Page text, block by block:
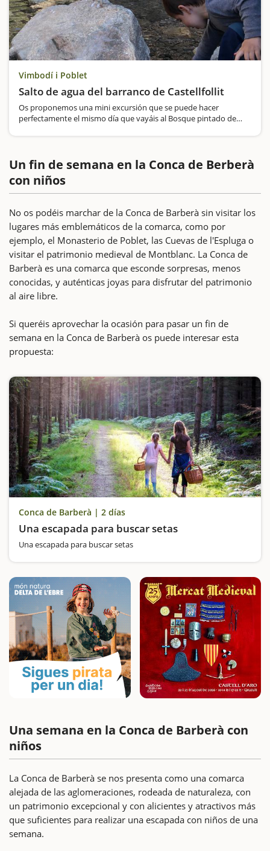
Vimbodí i Poblet
Salto de agua del barranco de Castellfollit
Os proponemos una mini excursión que se puede hacer
perfectamente el mismo día que vayáis al Bosque pintado de
Un fin de semana en la Conca de Berberà
con niños
No os podéis marchar de la Conca de Barberà sin visitar los
lugares más emblemáticos de la comarca, como por
ejemplo, el Monasterio de Poblet, las Cuevas de l'Espluga o
visitar el patrimonio medieval de Montblanc. La Conca de
Barberà es una comarca que esconde sorpresas, menos
conocidas, y auténticas joyas para disfrutar del patrimonio
al aire libre.
Si queréis aprovechar la ocasión para pasar un fin de
semana en la Conca de Barberà os puede interesar esta
propuesta:
Conca de Barberà | 2 días
Una escapada para buscar setas
Una escapada para buscar setas
Una semana en la Conca de Barberà con
niños
La Conca de Barberà se nos presenta como una comarca
alejada de las aglomeraciones, rodeada de naturaleza, con
un patrimonio excepcional y con alicientes y atractivos más
que suficientes para realizar una escapada con niños de una
semana.